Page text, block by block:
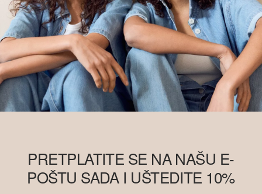
PRETPLATITE SE NA NAŠU E-
POŠTU SADA I UŠTEDITE 10%